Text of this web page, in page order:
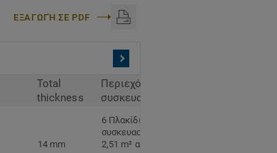
ΕΞΑΓΩΓΉ ΣΕ PDF
Total
thickness
Περιεχόμενο
συσκευασίας
14 mm
6 Πλακίδια ανά
συσκευασία
2,51 m² ανά